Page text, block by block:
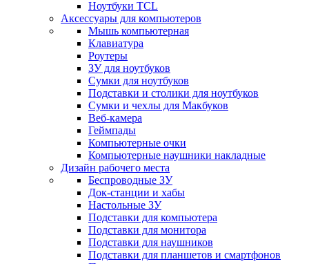
Ноутбуки TCL
Аксессуары для компьютеров
Мышь компьютерная
Клавиатура
Роутеры
ЗУ для ноутбуков
Сумки для ноутбуков
Подставки и столики для ноутбуков
Сумки и чехлы для Макбуков
Веб-камера
Геймпады
Компьютерные очки
Компьютерные наушники накладные
Дизайн рабочего места
Беспроводные ЗУ
Док-станции и хабы
Настольные ЗУ
Подставки для компьютера
Подставки для монитора
Подставки для наушников
Подставки для планшетов и смартфонов